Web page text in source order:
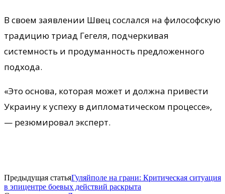
В своем заявлении Швец сослался на философскую
традицию триад Гегеля, подчеркивая
системность и продуманность предложенного
подхода.
«Это основа, которая может и должна привести
Украину к успеху в дипломатическом процессе»,
— резюмировал эксперт.
Предыдущая статьяГуляйполе на грани: Критическая ситуация
в эпицентре боевых действий раскрыта